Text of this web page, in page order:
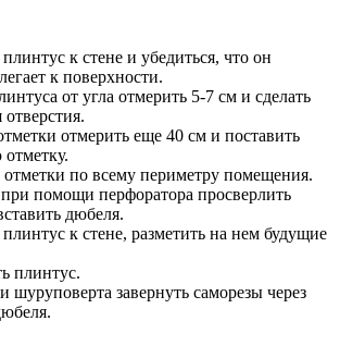
к стене и убедиться, что он
к поверхности.
от угла отмерить 5-7 см и сделать
отверстия.
отмерить еще 40 см и поставить
отметки по всему периметру помещения.
помощи перфоратора просверлить
дюбеля.
к стене, разметить на нем будущие
плинтус.
завернуть саморезы через